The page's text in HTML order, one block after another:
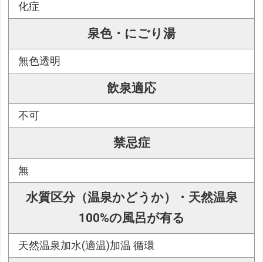
化症
泉色・にごり湯
無色透明
飲泉適応
不可
禁忌症
無
水質区分（温泉かどうか）・天然温泉
100%の風呂が有る
天然温泉加水(適温)加温 循環